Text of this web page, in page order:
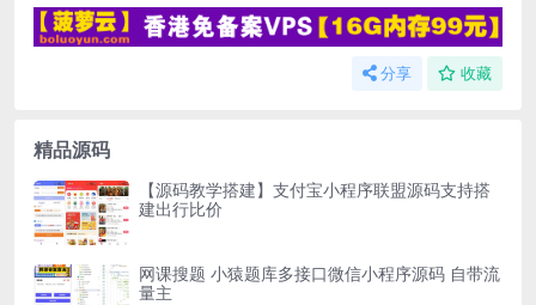
分享 收藏
精品源码
【源码教学搭建】支付宝小程序联盟源码支持搭
建出行比价
网课搜题 小猿题库多接口微信小程序源码 自带流
量主